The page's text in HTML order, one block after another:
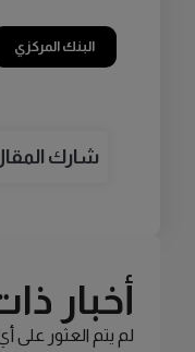
البنك المركزي
شارك
أخبار
لم يتم العثور على